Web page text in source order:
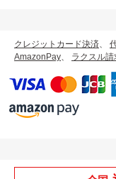
クレジットカード決済、
AmazonPay、 ラクスル